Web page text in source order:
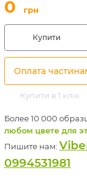
0 грн
Купити
Оплата
Купити в 1 клік
Более 10 000
любом цвете для
Пишите нам:
0994531981